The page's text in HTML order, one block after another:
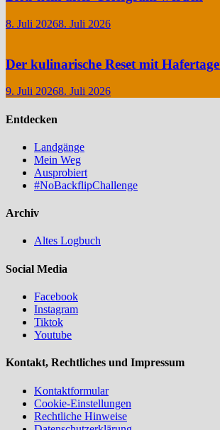
8. Juli 20268. Juli 2026
Der kulinarische Reset mit
9. Juli 20268. Juli 2026
Entdecken
Landgänge
Mein Weg
Ausprobiert
#NoBackflipChallenge
Archiv
Altes Logbuch
Social Media
Facebook
Instagram
Tiktok
Youtube
Kontakt, Rechtliches und Impressum
Kontaktformular
Cookie-Einstellungen
Rechtliche Hinweise